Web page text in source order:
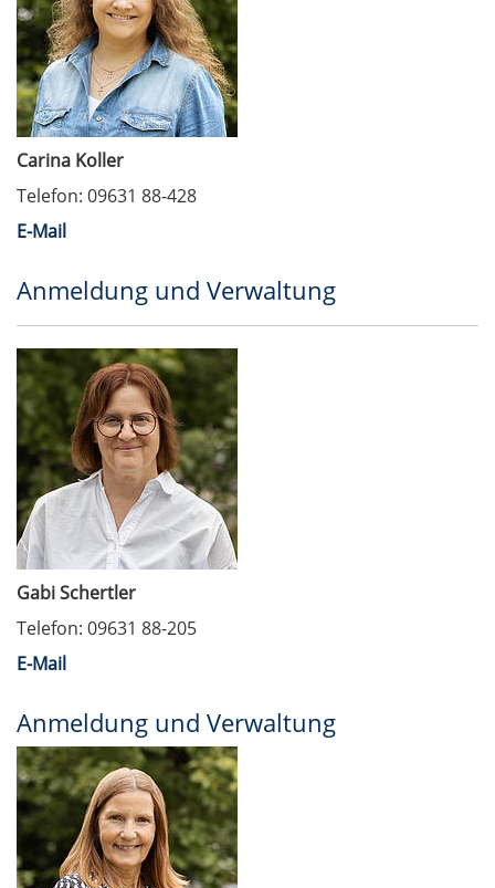
Carina Koller
Telefon: 09631 88-428
E-Mail
Anmeldung und Verwaltung
Gabi Schertler
Telefon: 09631 88-205
E-Mail
Anmeldung und Verwaltung